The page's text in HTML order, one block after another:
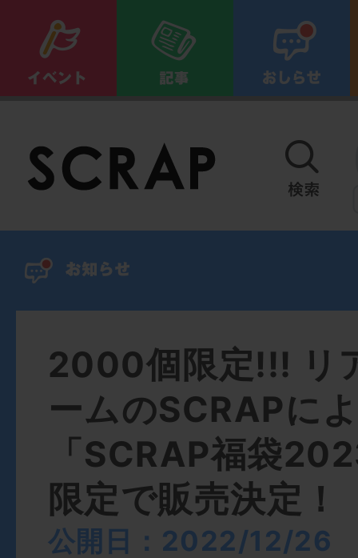
2000個限定!!! リ
ームのSCRAPに
「SCRAP福袋
限定で販売決定！
公開日：2022/12/26